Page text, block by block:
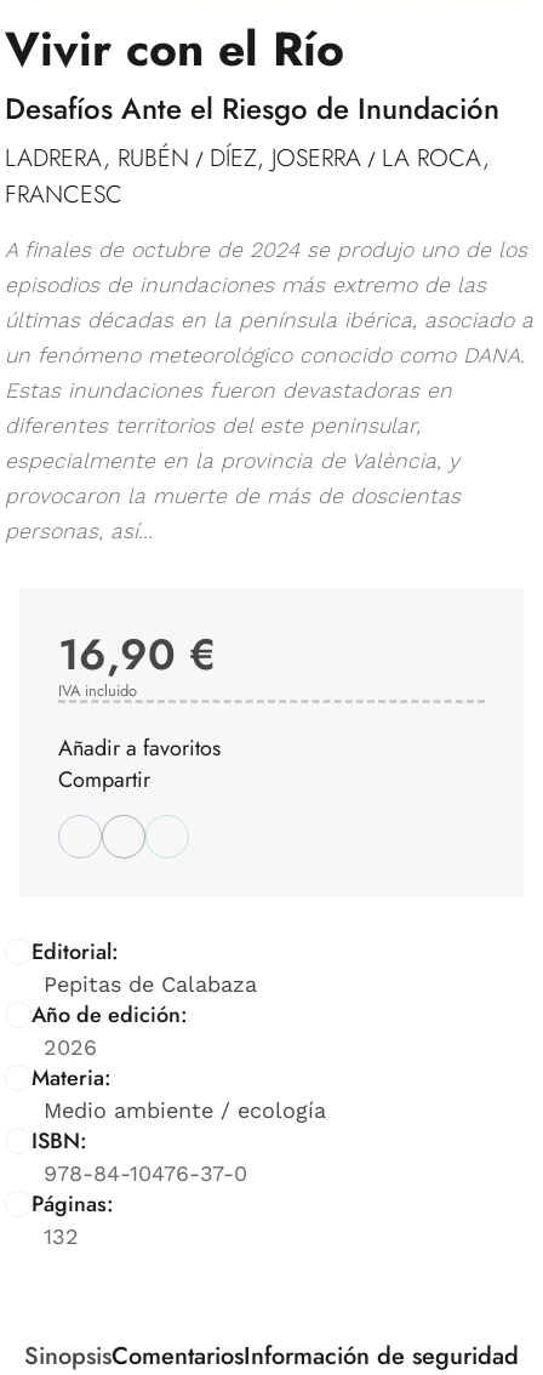
Vivir con el Río
Desafíos Ante el Riesgo de Inundación
LADRERA, RUBÉN / DÍEZ, JOSERRA / LA ROCA,
FRANCESC
A finales de octubre de 2024 se produjo uno de los
episodios de inundaciones más extremo de las
últimas décadas en la península ibérica, asociado a
un fenómeno meteorológico conocido como DANA.
Estas inundaciones fueron devastadoras en
diferentes territorios del este peninsular,
especialmente en la provincia de València, y
provocaron la muerte de más de doscientas
personas, así...
Editorial:
Pepitas de Calabaza
Año de edición:
2026
Materia:
Medio ambiente / ecología
ISBN:
978-84-10476-37-0
Páginas:
132
16,90 €
IVA incluido
Añadir a favoritos
Compartir
SinopsisComentariosInformación de seguridad